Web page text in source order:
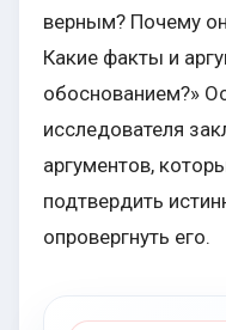
верным? Почему
Какие факты и
обоснованием?»
исследователя
аргументов,
подтвердить
опровергнуть его.